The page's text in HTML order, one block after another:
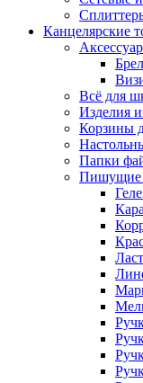
Канцелярские
Всё для
Изделия
Корзины
Папки
Пишущие